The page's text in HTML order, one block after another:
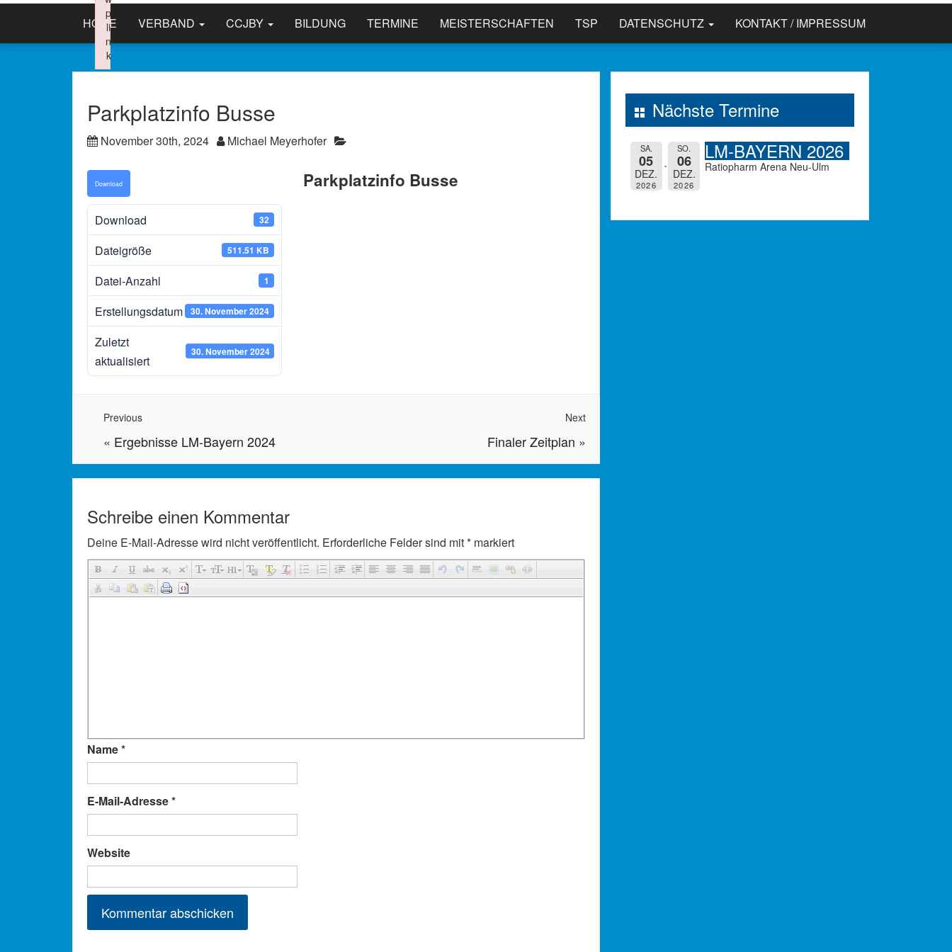
HOME VERBAND CCJBY BILDUNG TERMINE MEISTERSCHAFTEN TSP DATENSCHUTZ KONTAKT / IMPRESSUM
Parkplatzinfo Busse
November 30th, 2024 Michael Meyerhofer
Download
Download 32
Dateigröße 511.51 KB
Datei-Anzahl 1
Erstellungsdatum 30. November 2024
Zuletzt
aktualisiert
30. November 2024
Parkplatzinfo Busse
Next
Finaler Zeitplan »
Previous
« Ergebnisse LM-Bayern 2024
Schreibe einen Kommentar
Deine E-Mail-Adresse wird nicht veröffentlicht. Erforderliche Felder sind mit* markiert
Name*
E-Mail-Adresse*
Website
Nächste Termine
SA.
05
DEZ.
2026
SO.
06
DEZ.
2026
LM-BAYERN 2026
Ratiopharm Arena Neu-Ulm
p
li
n
k
Failed to initialize plugin: wplink